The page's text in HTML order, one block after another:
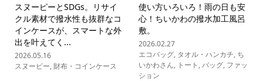
スヌーピーとSDGs。リサイ
クル素材で撥水性も抜群なコ
インケースが、スマートな外
出を叶えてく...
2026.05.16
スヌーピー, 財布・コインケース
使い方いろいろ！雨の日も安
心！ちいかわの撥水加工風呂
敷。
2026.02.27
エコバッグ, タオル・ハンカチ, ち
いかわさん, トート ,バッグ, ファッ
ション